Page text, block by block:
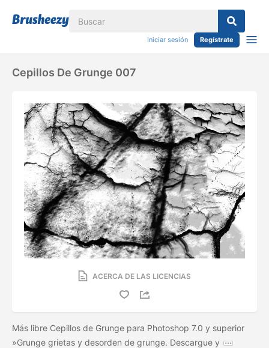
Iniciar sesión Regístrate
Cepillos De Grunge 007
ACERCA DE LAS LICENCIAS
Más libre Cepillos de Grunge para Photoshop 7.0 y superior
»Grunge grietas y desorden de grunge. Descargue y